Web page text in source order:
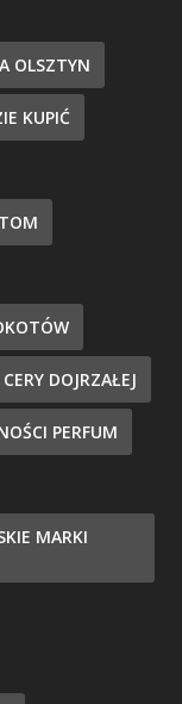
OLSZTYN
KUPIĆ
DOJRZAŁEJ
PERFUM
MARKI